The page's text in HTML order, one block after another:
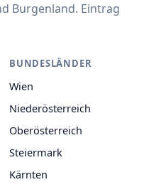
Burgenland. Eintrag
BUNDESLÄNDER
Wien
Niederösterreich
Oberösterreich
Steiermark
Kärnten